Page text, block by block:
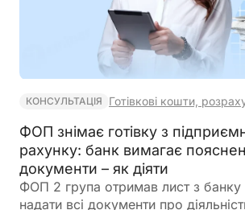
КОНСУЛЬТАЦІЯ Готівкові кошти,
ФОП знімає готівку з
рахунку: банк вимагає
документи – як діяти
ФОП 2 група отримав лист з
надати всі документи про